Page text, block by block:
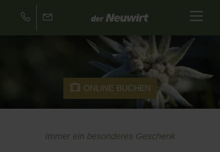
ONLINE BUCHEN
Immer ein besonderes Geschenk